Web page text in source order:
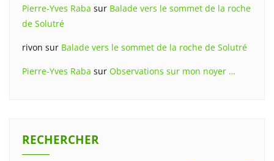
Pierre-Yves Raba sur Balade vers le sommet de la roche
de Solutré
rivon sur Balade vers le sommet de la roche de Solutré
Pierre-Yves Raba sur Observations sur mon noyer …
RECHERCHER